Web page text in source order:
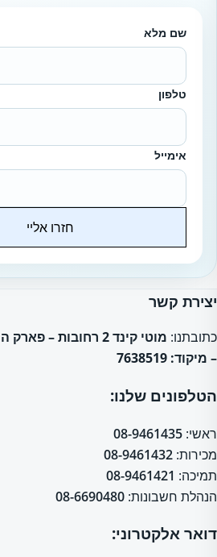
שם מלא
טלפון
אימייל
חזרו אליי
יצירת קשר
כתובתנו:
מוטי קינד 2 רחובות –
– מיקוד: 7638519
הטלפונים שלנו:
ראשי: 08-9461435
מכירות: 08-9461432
תמיכה: 08-9461421
הנהלת חשבונות: 08-6690480
דואר אלקטרוני: